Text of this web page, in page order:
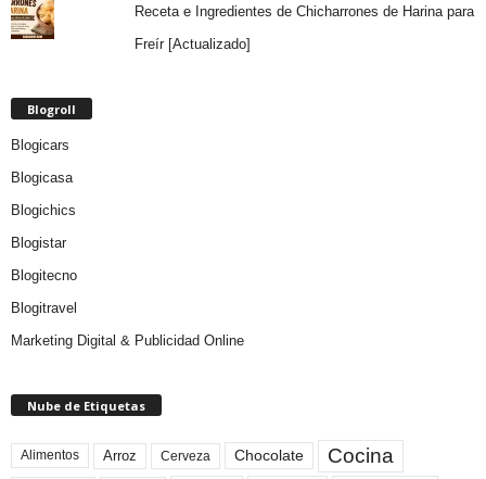
Receta e Ingredientes de Chicharrones de Harina para
Freír [Actualizado]
Blogroll
Blogicars
Blogicasa
Blogichics
Blogistar
Blogitecno
Blogitravel
Marketing Digital & Publicidad Online
Nube de Etiquetas
Alimentos Arroz Cerveza Chocolate Cocina